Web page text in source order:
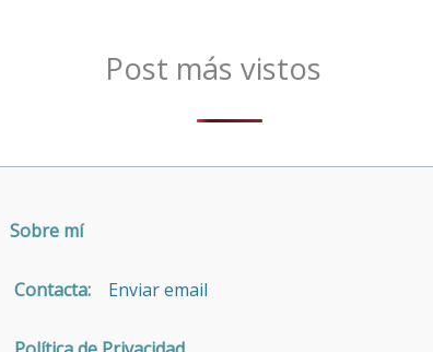
Post más vistos
Sobre mí
Contacta: Enviar email